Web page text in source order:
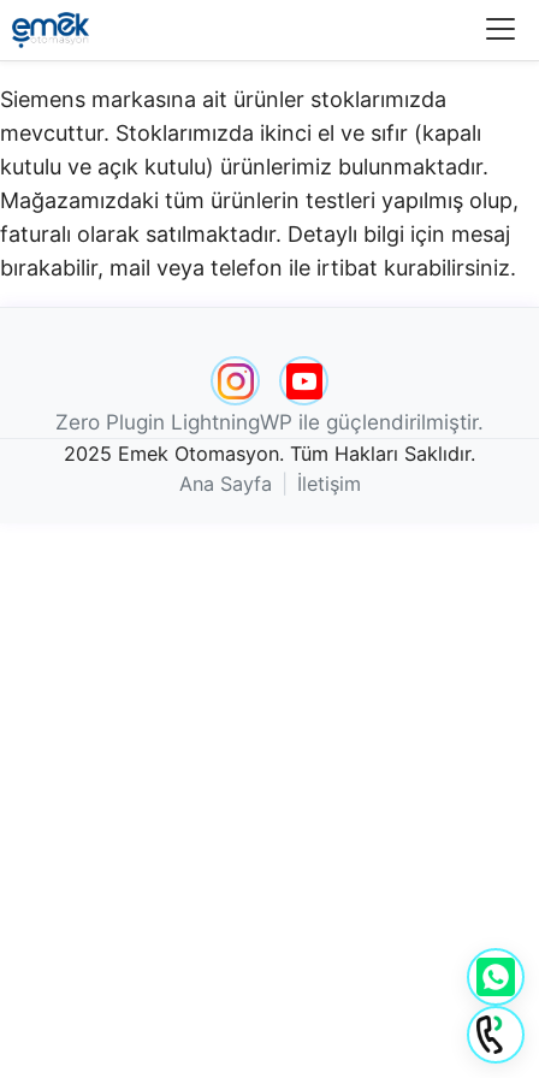
Siemens markasına ait ürünler stoklarımızda
mevcuttur. Stoklarımızda ikinci el ve sıfır (kapalı
kutulu ve açık kutulu) ürünlerimiz bulunmaktadır.​
Mağazamızdaki tüm ürünlerin testleri yapılmış olup,
faturalı olarak satılmaktadır. Detaylı bilgi için mesaj
bırakabilir, mail veya telefon ile irtibat kurabilirsiniz.
Zero Plugin LightningWP ile güçlendirilmiştir.
2025 Emek Otomasyon. Tüm Hakları Saklıdır.
Ana Sayfa
İletişim